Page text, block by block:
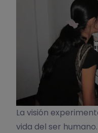
La visión
vida del ser